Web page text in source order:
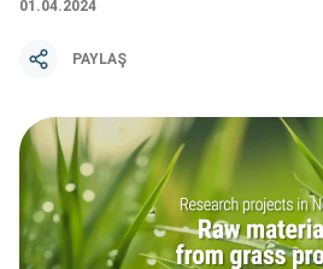
01.04.2024
PAYLAŞ